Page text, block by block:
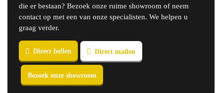
die er bestaan? Bezoek onze ruime showroom of neem
contact op met een van onze specialisten. We helpen u
graag verder.